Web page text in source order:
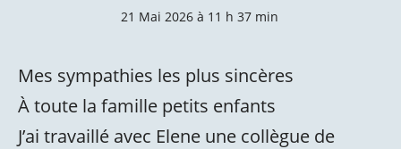
21 Mai 2026 à 11 h 37 min
Mes sympathies les plus sincères
À toute la famille petits enfants
J’ai travaillé avec Elene une collègue de